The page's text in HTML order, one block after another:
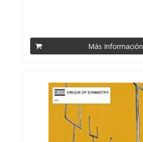
Más Información